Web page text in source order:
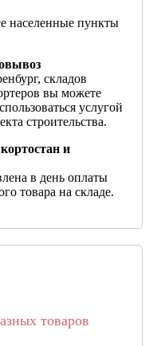
населенные пункты
складов
вы можете
услугой
строительства.
и
в день оплаты
товара на складе.
товаров